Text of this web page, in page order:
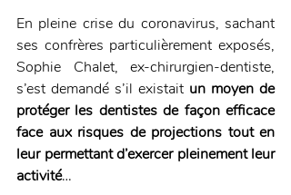
En pleine crise du coronavirus, sachant
ses confrères particulièrement exposés,
Sophie Chalet, ex-chirurgien-dentiste,
s’est demandé s’il existait un moyen de
protéger les dentistes de façon efficace
face aux risques de projections tout en
leur permettant d’exercer pleinement leur
activité…